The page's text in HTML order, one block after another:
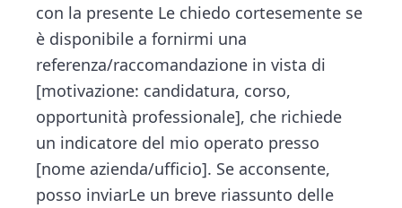
con la presente Le chiedo cortesemente se
è disponibile a fornirmi una
referenza/raccomandazione in vista di
[motivazione: candidatura, corso,
opportunità professionale], che richiede
un indicatore del mio operato presso
[nome azienda/ufficio]. Se acconsente,
posso inviarLe un breve riassunto delle